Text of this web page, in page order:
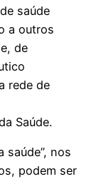
saúde
a outros
de
rede de
Saúde.
saúde”, nos
podem ser